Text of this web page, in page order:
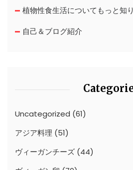
植物性食生活についてもっと知
自己＆ブログ紹介
Uncategorized (61)
アジア料理 (51)
ヴィーガンチーズ (44)